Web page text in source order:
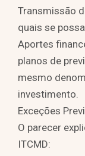
Transmissão
quais se
Aportes
planos de
mesmo
investimento.
Exceções
O parecer
ITCMD: